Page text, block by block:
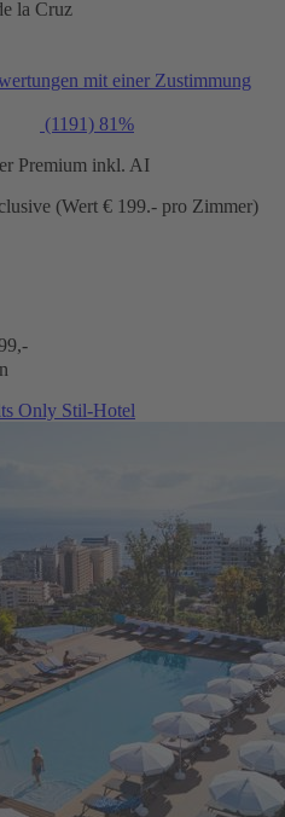
la Cruz
mit einer Zustimmung
(1191) 81%
Premium inkl. AI
(Wert € 199.- pro Zimmer)
Only Stil-Hotel